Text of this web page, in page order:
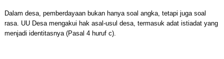
Dalam desa, pemberdayaan bukan hanya soal angka, tetapi juga soal
rasa. UU Desa mengakui hak asal-usul desa, termasuk adat istiadat yang
menjadi identitasnya (Pasal 4 huruf c).